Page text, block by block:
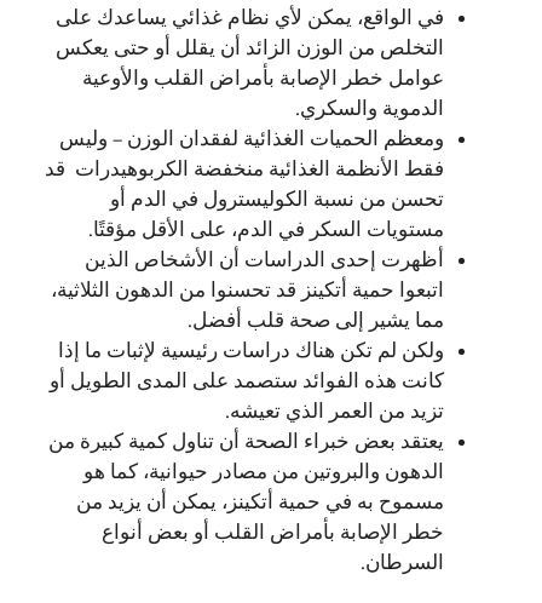
في الواقع، يمكن لأي نظام غذائي يساعدك على
التخلص من الوزن الزائد أن يقلل أو حتى يعكس
عوامل خطر الإصابة بأمراض القلب والأوعية
الدموية والسكري.
ومعظم الحميات الغذائية لفقدان الوزن – وليس
فقط الأنظمة الغذائية منخفضة الكربوهيدرات قد
تحسن من نسبة الكوليسترول في الدم أو
مستويات السكر في الدم، على الأقل مؤقتًا.
أظهرت إحدى الدراسات أن الأشخاص الذين
اتبعوا حمية أتكينز قد تحسنوا من الدهون الثلاثية،
مما يشير إلى صحة قلب أفضل.
ولكن لم تكن هناك دراسات رئيسية لإثبات ما إذا
كانت هذه الفوائد ستصمد على المدى الطويل أو
تزيد من العمر الذي تعيشه.
يعتقد بعض خبراء الصحة أن تناول كمية كبيرة من
الدهون والبروتين من مصادر حيوانية، كما هو
مسموح به في حمية أتكينز، يمكن أن يزيد من
خطر الإصابة بأمراض القلب أو بعض أنواع
السرطان.